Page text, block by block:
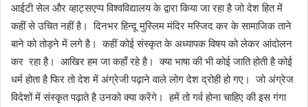
आईटी सेल और व्हाट्सएप्प विश्वविद्यालय के द्वारा किया जा रहा है जो देश हित में
कहीं से उचित नहीं है। दिनभर हिन्दू मुस्लिम मंदिर मस्जिद कर के सामाजिक ताने
बाने को तोड़ने में लगे है। कहीं कोई संस्कृत के अध्यापक विषय को लेकर आंदोलन
कर रहा है। आखिर हम जा कहाँ रहे है। क्या भाषा की भी कोई जाति होती है कोई
धर्म होता है फिर तो देश में अंग्रेजी पढ़ाने वाले लोग देश द्रोही हो गए। जो अंग्रेज
विदेशों में संस्कृत पढ़ाते है उनको क्या करेंगे। हमें तो गर्व होना चाहिए की इस गंगा